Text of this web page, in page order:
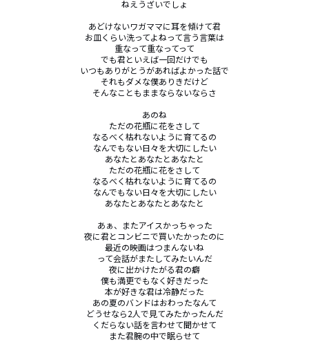
ねえうざいでしょ
あどけないワガママに耳を傾けて君
お皿くらい洗ってよねって言う言葉は
重なって重なってって
でも君といえば一回だけでも
いつもありがとうがあればよかった話で
それもダメな僕ありきだけど
そんなこともままならないならさ
あのね
ただの花瓶に花をさして
なるべく枯れないように育てるの
なんでもない日々を大切にしたい
あなたとあなたとあなたと
ただの花瓶に花をさして
なるべく枯れないように育てるの
なんでもない日々を大切にしたい
あなたとあなたとあなたと
あぁ、またアイスかっちゃった
夜に君とコンビニで買いたかったのに
最近の映画はつまんないね
って会話がまたしてみたいんだ
夜に出かけたがる君の癖
僕も満更でもなく好きだった
本が好きな君は冷静だった
あの夏のバンドはおわったなんて
どうせなら2人で見てみたかったんだ
くだらない話を言わせて聞かせて
また君腕の中で眠らせて